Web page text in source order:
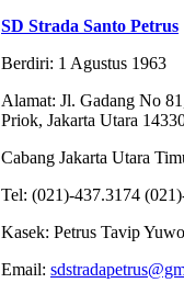
SD Strada Santo Petrus
Berdiri: 1 Agustus 1963
Alamat: Jl. Gadang No
Priok, Jakarta Utara
Cabang Jakarta Utara
Tel: (021)-437.3174
Kasek: Petrus Tavip
Email: